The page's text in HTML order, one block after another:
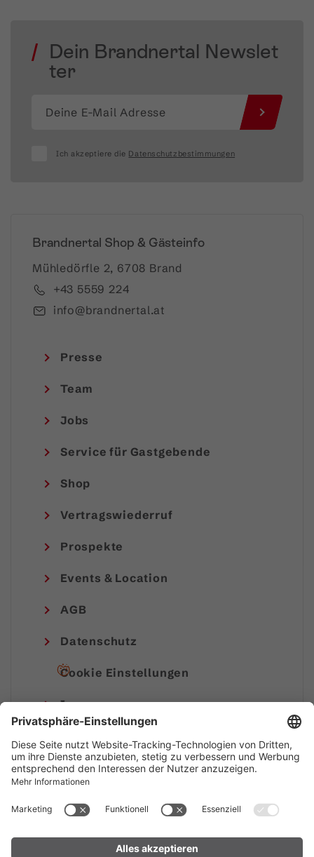
Dein Brandnertal Newslet
ter
Ich akzeptiere die Datenschutzbestimmungen
Brandnertal Shop & Gästeinfo
Mühledörfle 2, 6708 Brand
+43 5559 224
info@brandnertal.at
Presse
Team
Jobs
Service für Gastgebende
Shop
Vertragswiederruf
Prospekte
Events & Location
AGB
Datenschutz
Cookie Einstellungen
Impressum